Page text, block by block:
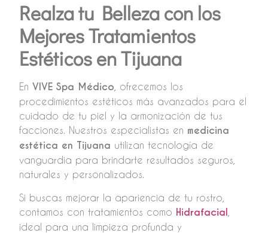
Realza tu Belleza con los
Mejores Tratamientos
Estéticos en Tijuana
En VIVE Spa Médico , ofrecemos los
procedimientos estéticos más avanzados para el
cuidado de tu piel y la armonización de tus
facciones. Nuestros especialistas en medicina
estética en Tijuana utilizan tecnología de
vanguardia para brindarte resultados seguros,
naturales y personalizados.
Si buscas mejorar la apariencia de tu rostro,
contamos con tratamientos como Hidrafacial
ideal para una limpieza profunda y